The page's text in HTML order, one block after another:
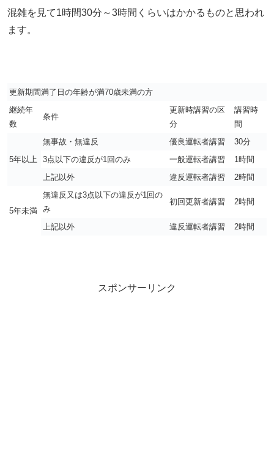
混雑を見て1時間30分～3時間くらいはかかるものと思われ
ます。
更新期間満了日の年齢が満70歳未満の方
継続年
数
条件
更新時講習の区
分
講習時
間
5年以上
無事故・無違反 優良運転者講習
30分
3点以下の違反が1回のみ
一般運転者講習
1時間
上記以外
違反運転者講習 2時間
5年未満
無違反又は3点以下の違反が1回の
み
初回更新者講習 2時間
上記以外 違反運転者講習 2時間
スポンサーリンク